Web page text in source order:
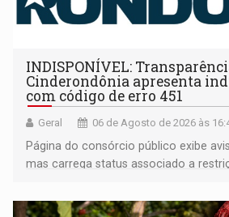
INDISPONÍVEL:
Cinderondônia apresenta
com código de erro 451
Geral 06 de Agosto de 2026 às
Página do consórcio público exibe
mas carrega status associado a